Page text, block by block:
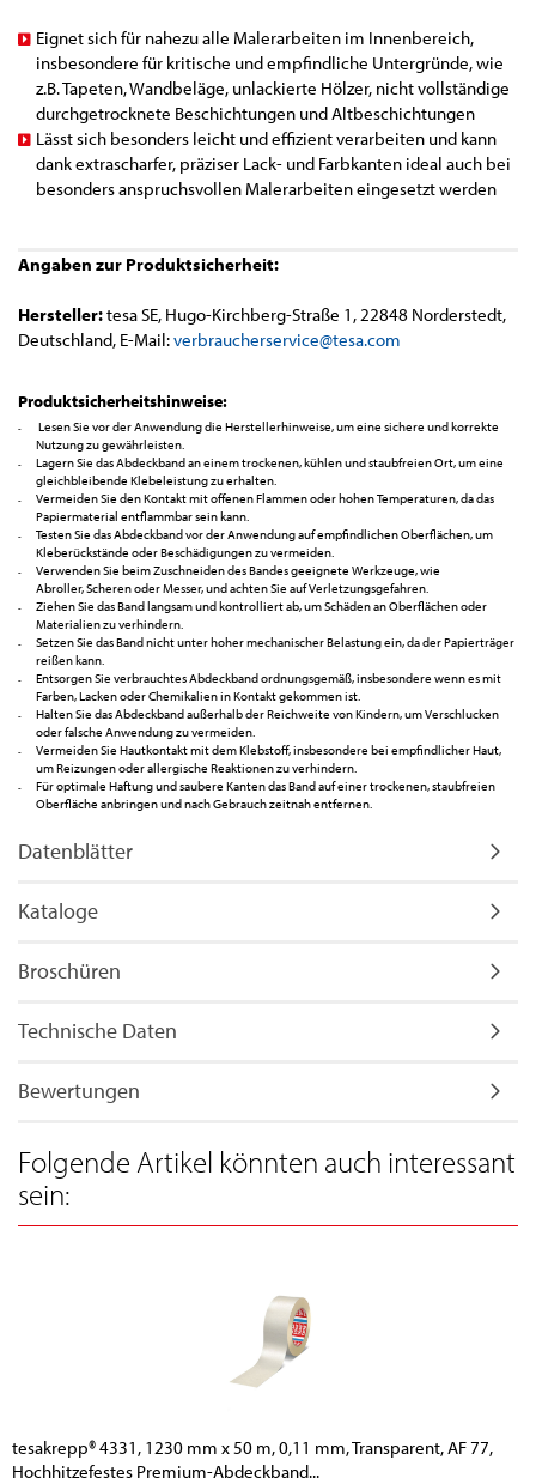
Eignet sich für nahezu alle Malerarbeiten im Innenbereich,
insbesondere für kritische und empfindliche Untergründe, wie
z.B. Tapeten, Wandbeläge, unlackierte Hölzer, nicht vollständige
durchgetrocknete Beschichtungen und Altbeschichtungen
Lässt sich besonders leicht und effizient verarbeiten und kann
dank extrascharfer, präziser Lack- und Farbkanten ideal auch bei
besonders anspruchsvollen Malerarbeiten eingesetzt werden
Angaben zur Produktsicherheit:
Hersteller:tesa SE, Hugo-Kirchberg-Straße 1, 22848 Norderstedt,
Deutschland, E-Mail:verbraucherservice@tesa.com
Produktsicherheitshinweise:
Lesen Sie vor der Anwendung die Herstellerhinweise, um eine sichere und korrekte
Nutzung zu gewährleisten.
Lagern Sie das Abdeckband an einem trockenen, kühlen und staubfreien Ort, um eine
gleichbleibende Klebeleistung zu erhalten.
Vermeiden Sie den Kontakt mit offenen Flammen oder hohen Temperaturen, da das
Papiermaterial entflammbar sein kann.
Testen Sie das Abdeckband vor der Anwendung auf empfindlichen Oberflächen, um
Kleberückstände oder Beschädigungen zu vermeiden.
Verwenden Sie beim Zuschneiden des Bandes geeignete Werkzeuge, wie
Abroller, Scheren oder Messer, und achten Sie auf Verletzungsgefahren.
Ziehen Sie das Band langsam und kontrolliert ab, um Schäden an Oberflächen oder
Materialien zu verhindern.
Setzen Sie das Band nicht unter hoher mechanischer Belastung ein, da der Papierträger
reißen kann.
Entsorgen Sie verbrauchtes Abdeckband ordnungsgemäß, insbesondere wenn es mit
Farben, Lacken oder Chemikalien in Kontakt gekommen ist.
Halten Sie das Abdeckband außerhalb der Reichweite von Kindern, um Verschlucken
oder falsche Anwendung zu vermeiden.
Vermeiden Sie Hautkontakt mit dem Klebstoff, insbesondere bei empfindlicher Haut,
um Reizungen oder allergische Reaktionen zu verhindern.
Für optimale Haftung und saubere Kanten das Band auf einer trockenen, staubfreien
Oberfläche anbringen und nach Gebrauch zeitnah entfernen.
Datenblätter
Kataloge
Broschüren
Technische Daten
Bewertungen
Folgende Artikel könnten auch interessant
sein:
tesakrepp® 4331, 1230 mm x 50 m, 0,11 mm, Transparent, AF 77,
Hochhitzefestes Premium-Abdeckband...